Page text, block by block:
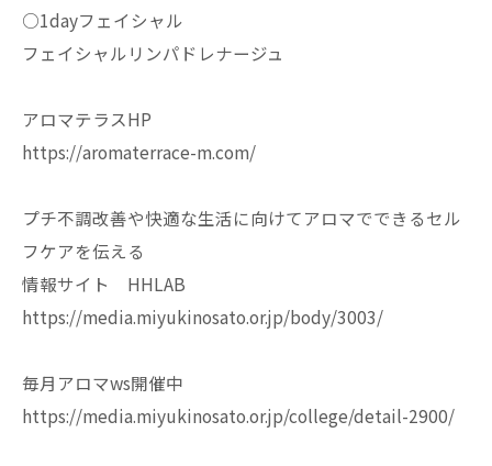
○1dayフェイシャル
フェイシャルリンパドレナージュ
アロマテラスHP
https://aromaterrace-m.com/
プチ不調改善や快適な生活に向けてアロマでできるセル
フケアを伝える
情報サイト HHLAB
https://media.miyukinosato.or.jp/body/3003/
毎月アロマws開催中
https://media.miyukinosato.or.jp/college/detail-2900/